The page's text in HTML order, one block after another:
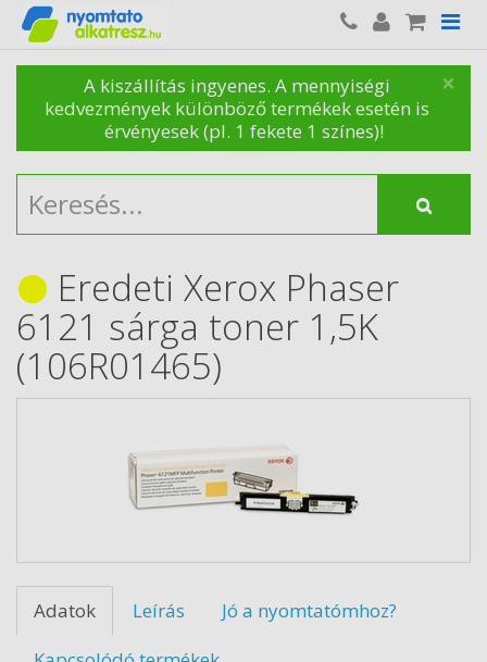
×
A kiszállítás ingyenes. A mennyiségi
kedvezmények különböző termékek esetén is
érvényesek (pl. 1 fekete 1 színes)!
Eredeti Xerox Phaser
6121 sárga toner 1,5K
(106R01465)
Adatok Leírás
Jó a nyomtatómhoz?